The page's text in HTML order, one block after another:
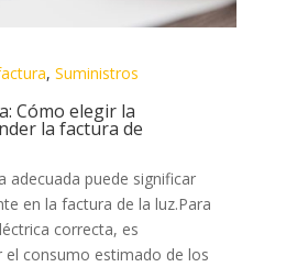
, Suministros
Cómo elegir la
la factura de
adecuada puede significar
en la factura de la luz.Para
correcta, es
consumo estimado de los